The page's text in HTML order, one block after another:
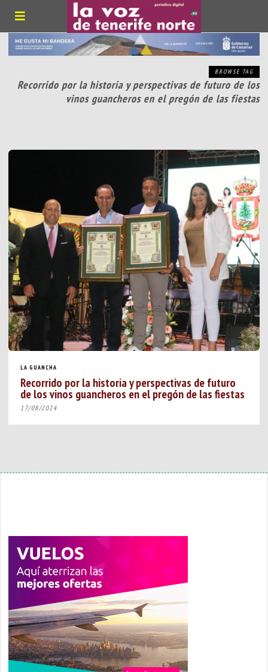
BROWSE TAG
Recorrido por la historia y perspectivas de futuro de los
vinos guancheros en el pregón de las fiestas
LA GUANCHA
Recorrido por la historia y perspectivas de futuro
de los vinos guancheros en el pregón de las fiestas
17/08/2024